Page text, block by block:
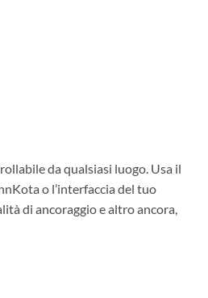
da qualsiasi luogo. Usa il
o l’interfaccia del tuo
di ancoraggio e altro ancora,